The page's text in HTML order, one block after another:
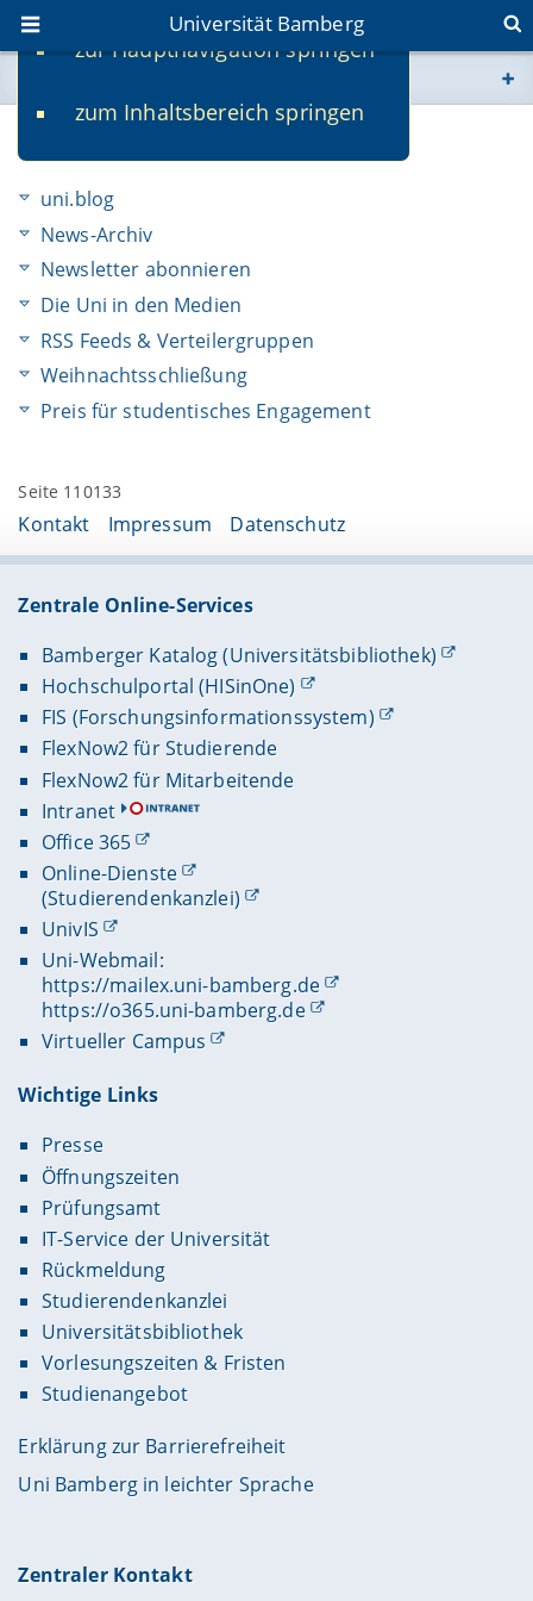
zur Hauptnavigation springen
zum Inhaltsbereich springen
Universität Bamberg
www.uni-bamberg.de
Aktuelles
uni.blog
News-Archiv
Newsletter abonnieren
Die Uni in den Medien
RSS Feeds & Verteilergruppen
Weihnachtsschließung
Preis für studentisches Engagement
Seite 110133
Kontakt Impressum Datenschutz
Zentrale Online-Services
Bamberger Katalog (Universitätsbibliothek)
Hochschulportal (HISinOne)
FIS (Forschungsinformationssystem)
FlexNow2 für Studierende
FlexNow2 für Mitarbeitende
Intranet
Office 365
Online-Dienste
(Studierendenkanzlei)
UnivIS
Uni-Webmail:
https://mailex.uni-bamberg.de
https://o365.uni-bamberg.de
Virtueller Campus
Wichtige Links
Presse
Öffnungszeiten
Prüfungsamt
IT-Service der Universität
Rückmeldung
Studierendenkanzlei
Universitätsbibliothek
Vorlesungszeiten & Fristen
Studienangebot
Erklärung zur Barrierefreiheit
Uni Bamberg in leichter Sprache
Zentraler Kontakt